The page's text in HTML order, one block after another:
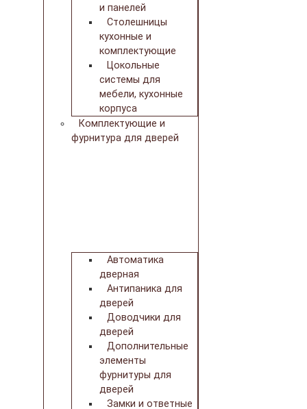
и панелей
Столешницы
кухонные и
комплектующие
Цокольные
системы для
мебели, кухонные
корпуса
Комплектующие и
фурнитура для дверей
Автоматика
дверная
Антипаника для
дверей
Доводчики для
дверей
Дополнительные
элементы
фурнитуры для
дверей
Замки и ответные